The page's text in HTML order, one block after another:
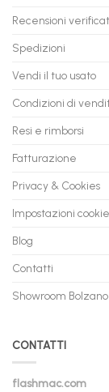
Recensioni
Spedizioni
Vendi il tuo usato
Condizioni di
Resi e rimborsi
Fatturazione
Privacy & Cookies
Impostazioni cookie
Blog
Contatti
Showroom Bolzano
CONTATTI
flashmac.com